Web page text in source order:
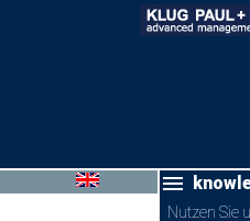
Nutzen Sie